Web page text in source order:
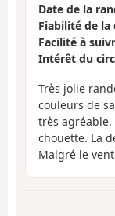
Date de la
Fiabilité de
Facilité à
Intérêt du
Très jolie
couleurs de
très agréable.
chouette. La
Malgré le